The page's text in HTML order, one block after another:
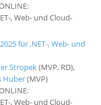
, Web- und Cloud-
für .NET-, Web- und
Stropek(MVP, RD),
Huber(MVP)
, Web- und Cloud-